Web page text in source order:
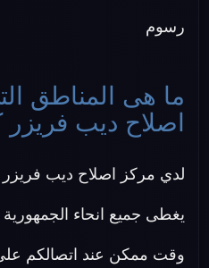
رسوم
ما هى المناطق
اصلاح ديب فريزر
لدي مركز اصلاح ديب فريزر
يغطى جميع انحاء
وقت ممكن عند اتصالكم